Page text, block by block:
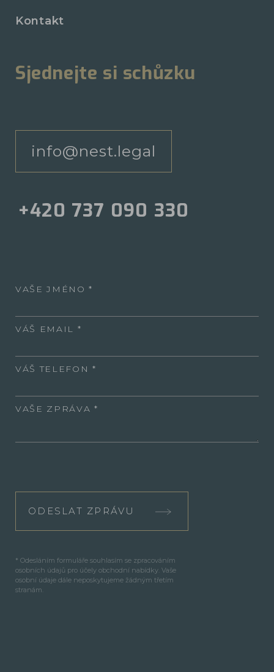
Kontakt
Sjednejte si schůzku
info@nest.legal
+420 737 090 330
VAŠE JMÉNO
VÁŠ EMAIL
VÁŠ TELEFON
VAŠE ZPRÁVA
ODESLAT ZPRÁVU
* Odesláním formuláře souhlasím se zpracováním
osobních údajů pro účely obchodní nabídky. Vaše
osobní údaje dále neposkytujeme žádným třetím
stranám.